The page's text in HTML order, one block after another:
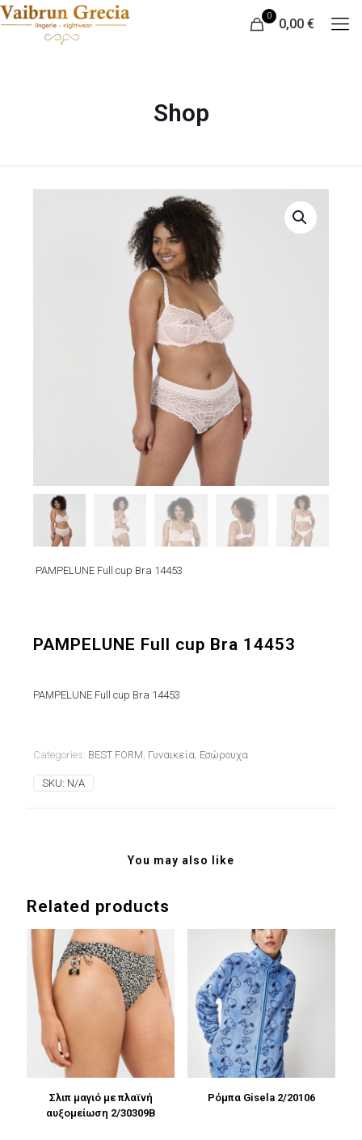
0
0,00 €
Shop
PAMPELUNE Full cup Bra 14453
PAMPELUNE Full cup Bra 14453
PAMPELUNE Full cup Bra 14453
Categories: BEST FORM, Γυναικεία, Εσώρουχα
SKU: N/A
You may also like
Related products
Σλιπ μαγιό με πλαϊνή
αυξομείωση 2/30309B
Ρόμπα Gisela 2/20106